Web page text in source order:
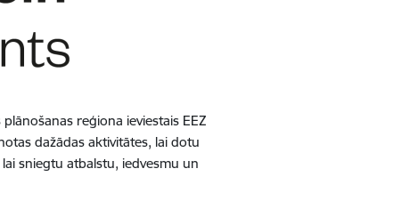
reģiona ieviestais EEZ
dažādas aktivitātes, lai dotu
sniegtu atbalstu, iedvesmu un